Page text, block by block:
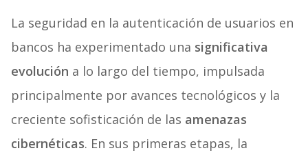
La seguridad en la autenticación de usuarios en
bancos ha experimentado una significativa
evolución a lo largo del tiempo, impulsada
principalmente por avances tecnológicos y la
creciente sofisticación de las amenazas
cibernéticas. En sus primeras etapas, la